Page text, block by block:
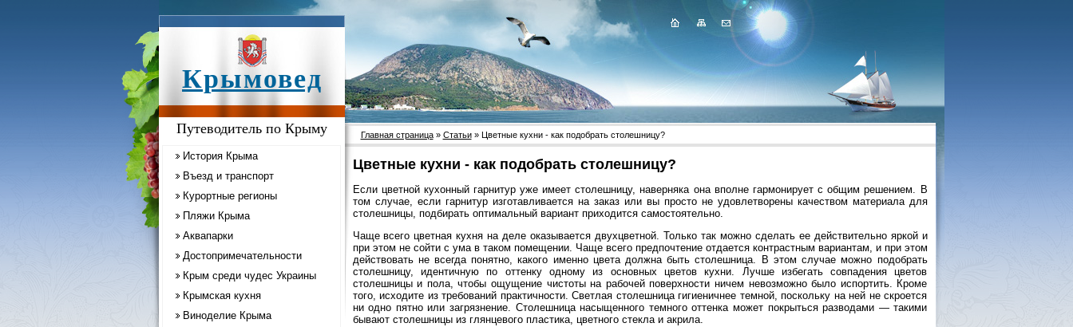
Крымовед
Путеводитель по Крыму
История Крыма
Въезд и транспорт
Курортные регионы
Пляжи Крыма
Аквапарки
Достопримечательности
Крым среди чудес Украины
Крымская кухня
Виноделие Крыма
Главная страница» Статьи» Цветные кухни - как подобрать столешницу?
Цветные кухни - как подобрать столешницу?
Если цветной кухонный гарнитур уже имеет столешницу, наверняка она вполне гармонирует с общим решением. В
том случае, если гарнитур изготавливается на заказ или вы просто не удовлетворены качеством материала для
столешницы, подбирать оптимальный вариант приходится самостоятельно.
Чаще всего цветная кухня на деле оказывается двухцветной. Только так можно сделать ее действительно яркой и
при этом не сойти с ума в таком помещении. Чаще всего предпочтение отдается контрастным вариантам, и при этом
действовать не всегда понятно, какого именно цвета должна быть столешница. В этом случае можно подобрать
столешницу, идентичную по оттенку одному из основных цветов кухни. Лучше избегать совпадения цветов
столешницы и пола, чтобы ощущение чистоты на рабочей поверхности ничем невозможно было испортить. Кроме
того, исходите из требований практичности. Светлая столешница гигиеничнее темной, поскольку на ней не скроется
ни одно пятно или загрязнение. Столешница насыщенного темного оттенка может покрыться разводами — такими
бывают столешницы из глянцевого пластика, цветного стекла и акрила.